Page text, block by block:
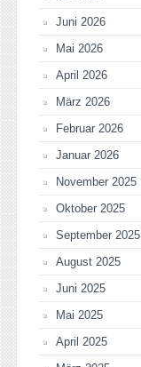
Juni 2026
Mai 2026
April 2026
März 2026
Februar 2026
Januar 2026
November 2025
Oktober 2025
September 2025
August 2025
Juni 2025
Mai 2025
April 2025